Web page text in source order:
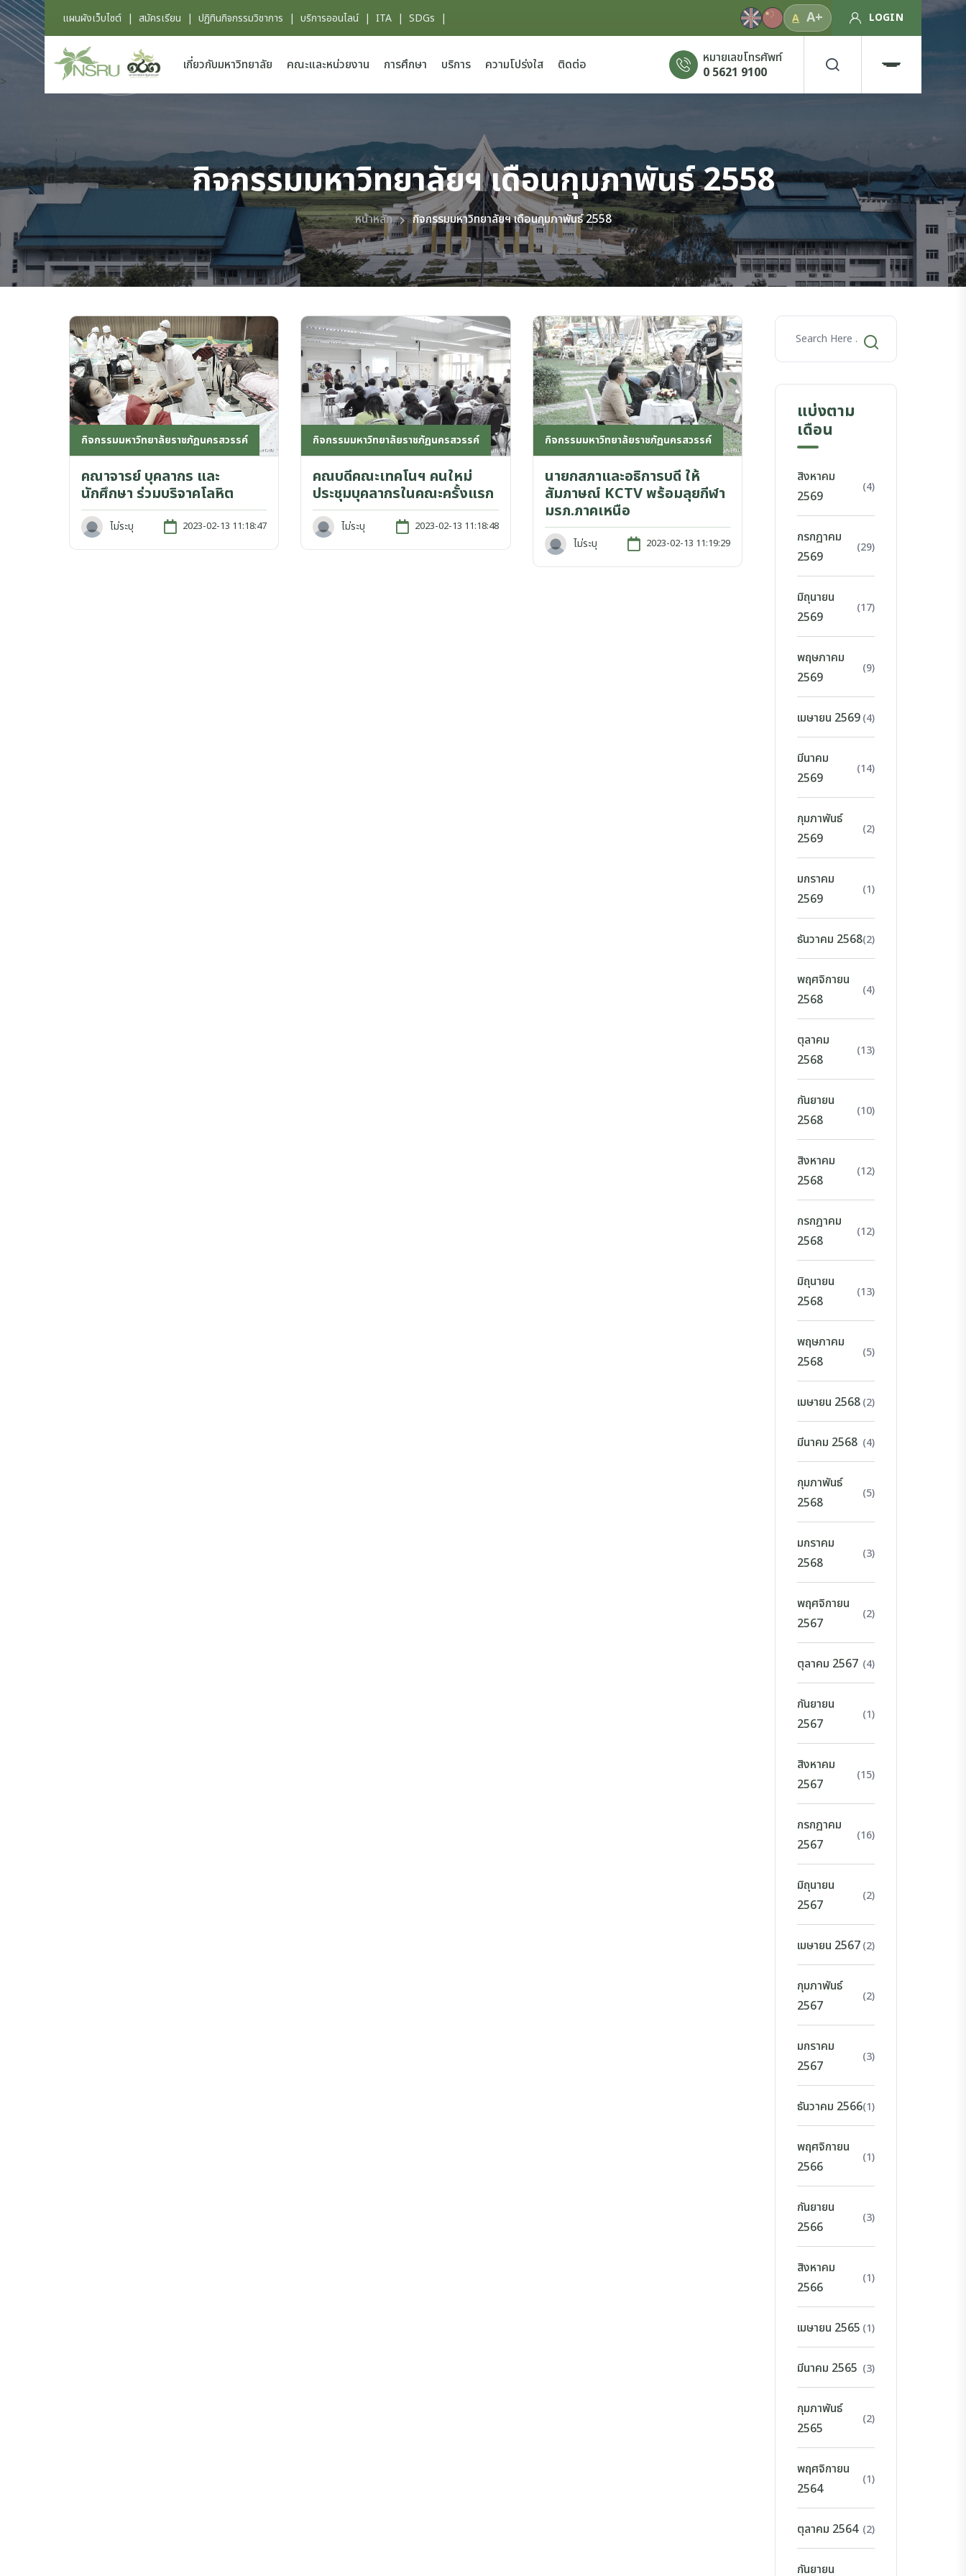
แผนผังเว็บไซต์ | สมัครเรียน | ปฏิทินกิจกรรมวิชาการ | บริการออนไลน์| ITA | SDGs | A A+ LOGIN
เกี่ยวกับมหาวิทยาลัย คณะและหน่วยงาน การศึกษา บริการ ความโปร่งใส ติดต่อ
หมายเลขโทรศัพท์
0 5621 9100
>
กิจกรรมมหาวิทยาลัยฯ เดือนกุมภาพันธ์ 2558
หน้าหลัก กิจกรรมมหาวิทยาลัยฯ เดือนกุมภาพันธ์ 2558
กิจกรรมมหาวิทยาลัยราชภัฏนครสวรรค์
คณาจารย์ บุคลากร และ
นักศึกษา ร่วมบริจาคโลหิต
ไม่ระบุ 2023-02-13 11:18:47
กิจกรรมมหาวิทยาลัยราชภัฏนครสวรรค์
คณบดีคณะเทคโนฯ คนใหม่
ประชุมบุคลากรในคณะครั้งแรก
ไม่ระบุ 2023-02-13 11:18:48
กิจกรรมมหาวิทยาลัยราชภัฏนครสวรรค์
นายกสภาและอธิการบดี ให้
สัมภาษณ์ KCTV พร้อมลุยกีฬา
มรภ.ภาคเหนือ
ไม่ระบุ 2023-02-13 11:19:29
แบ่งตาม
เดือน
สิงหาคม
2569
(4)
กรกฎาคม
2569
(29)
มิถุนายน
2569
(17)
พฤษภาคม
2569
(9)
เมษายน 2569(4)
มีนาคม
2569
(14)
กุมภาพันธ์
2569
(2)
มกราคม
2569
(1)
ธันวาคม 2568(2)
พฤศจิกายน
2568
(4)
ตุลาคม
2568
(13)
กันยายน
2568
(10)
สิงหาคม
2568
(12)
กรกฎาคม
2568
(12)
มิถุนายน
2568
(13)
พฤษภาคม
2568
(5)
เมษายน 2568(2)
มีนาคม 2568 (4)
กุมภาพันธ์
2568
(5)
มกราคม
2568
(3)
พฤศจิกายน
2567
(2)
ตุลาคม 2567 (4)
กันยายน
2567
(1)
สิงหาคม
2567
(15)
กรกฎาคม
2567
(16)
มิถุนายน
2567
(2)
เมษายน 2567(2)
กุมภาพันธ์
2567
(2)
มกราคม
2567
(3)
ธันวาคม 2566(1)
พฤศจิกายน
2566
(1)
กันยายน
2566
(3)
สิงหาคม
2566
(1)
เมษายน 2565 (1)
มีนาคม 2565 (3)
กุมภาพันธ์
2565
(2)
พฤศจิกายน
2564
(1)
ตุลาคม 2564 (2)
กันยายน